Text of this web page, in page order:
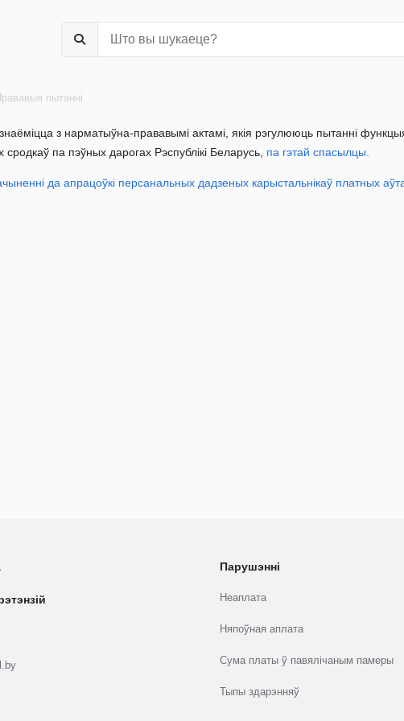
пытанні
​​з нарматыўна-прававымі актамі, якія рэгулююць пытанні
сродкаў па пэўных дарогах Рэспублікі Беларусь, па гэтай спасылцы.
да апрацоўкі персанальных дадзеных карыстальнікаў платных
Парушэнні
Неаплата
Няпоўная аплата
Сума платы ў павялічаным памеры
Тыпы здарэнняў